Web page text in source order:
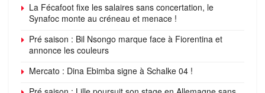
La Fécafoot fixe les salaires sans concertation, le
Synafoc monte au créneau et menace !
Pré saison : Bil Nsongo marque face à Fiorentina et
annonce les couleurs
Mercato : Dina Ebimba signe à Schalke 04 !